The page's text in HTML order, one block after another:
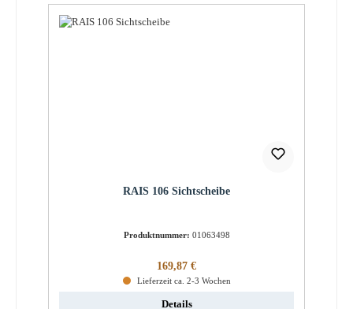
RAIS 106 Sichtscheibe
Produktnummer: 01063498
Regulärer Preis:
169,87 €
Lieferzeit ca. 2-3 Wochen
Details